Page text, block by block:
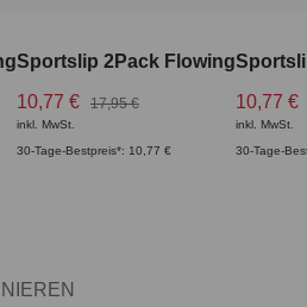
Sportslip 2Pack Flowing
10,77 €
17,95 €
inkl. MwSt.
30-Tage-Bestpreis*: 10,77 €
10,77 €
inkl. MwSt.
30-Tage-